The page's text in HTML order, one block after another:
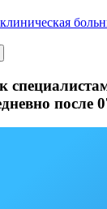
после